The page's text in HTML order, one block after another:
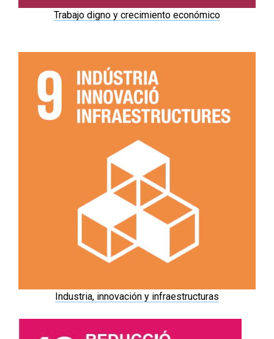
Trabajo digno y crecimiento económico
Industria, innovación y infraestructuras